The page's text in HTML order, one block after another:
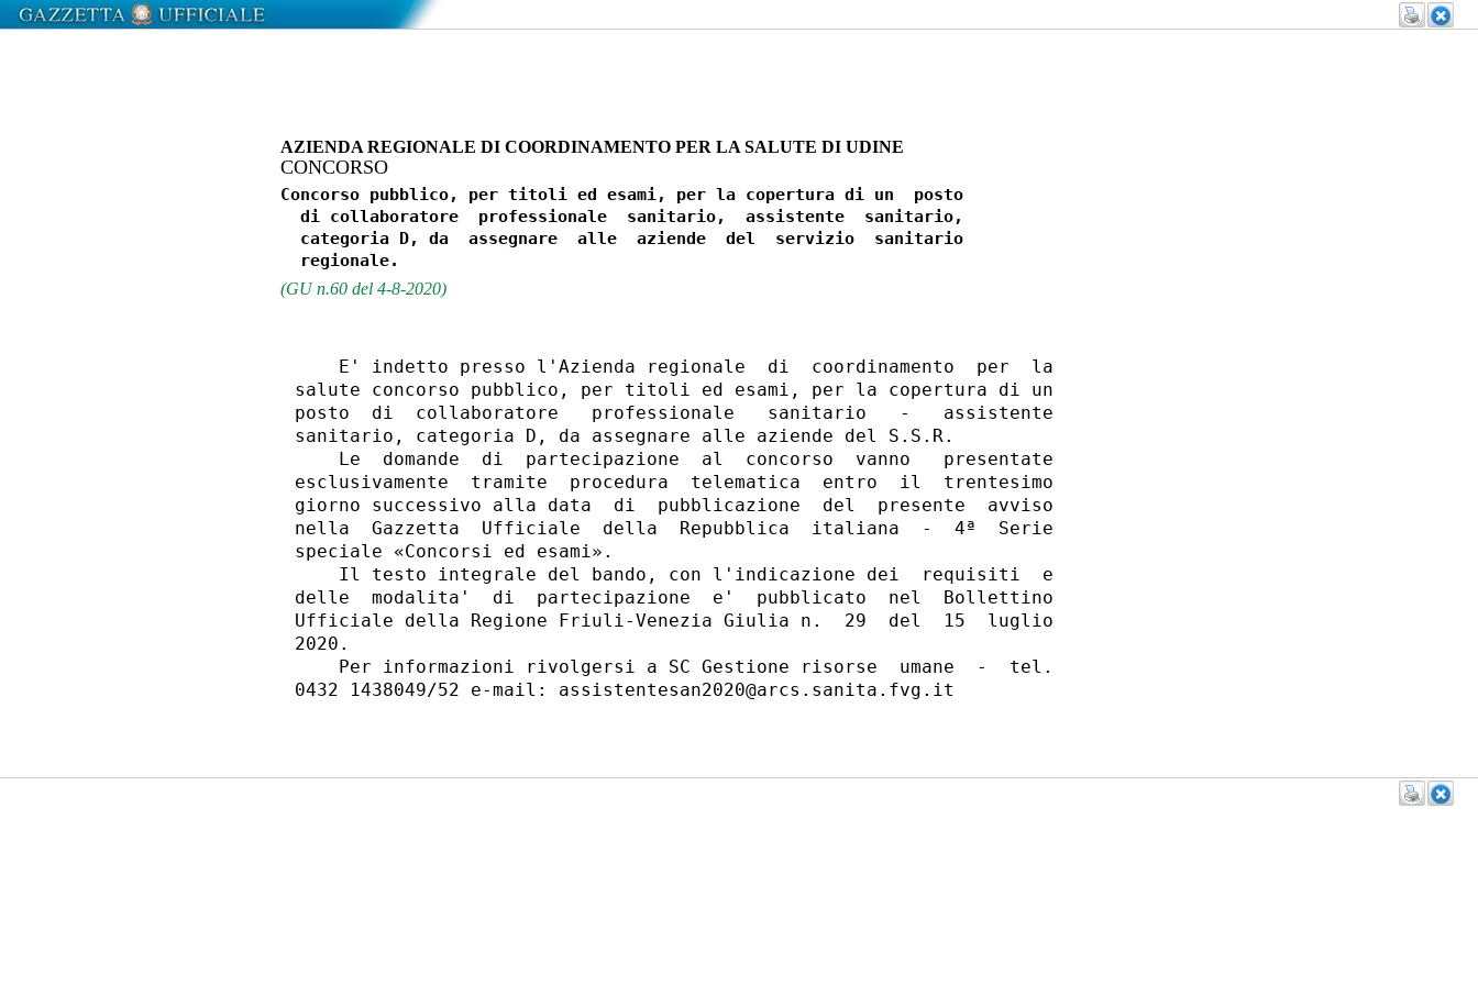
AZIENDA REGIONALE DI COORDINAMENTO PER LA SALUTE DI UDINE
CONCORSO
Concorso pubblico, per titoli ed esami, per la copertura di un  posto
  di collaboratore  professionale  sanitario,  assistente  sanitario,
  categoria D, da  assegnare  alle  aziende  del  servizio  sanitario
(GU n.60 del 4-8-2020)
    E' indetto presso l'Azienda regionale  di  coordinamento  per  la
salute concorso pubblico, per titoli ed esami, per la copertura di un
posto  di  collaboratore   professionale   sanitario   -   assistente
sanitario, categoria D, da assegnare alle aziende del S.S.R.
    Le  domande  di  partecipazione  al  concorso  vanno   presentate
esclusivamente  tramite  procedura  telematica  entro  il  trentesimo
giorno successivo alla data  di  pubblicazione  del  presente  avviso
nella  Gazzetta  Ufficiale  della  Repubblica  italiana  -  4ª  Serie
speciale «Concorsi ed esami».
    Il testo integrale del bando, con l'indicazione dei  requisiti  e
delle  modalita'  di  partecipazione  e'  pubblicato  nel  Bollettino
Ufficiale della Regione Friuli-Venezia Giulia n.  29  del  15  luglio
2020.
    Per informazioni rivolgersi a SC Gestione risorse  umane  -  tel.
0432 1438049/52 e-mail: assistentesan2020@arcs.sanita.fvg.it